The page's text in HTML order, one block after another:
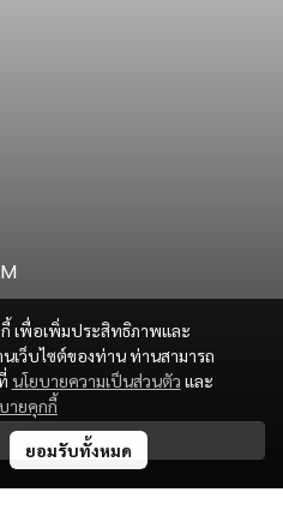
เพื่อเพิ่มประสิทธิภาพและ
เว็บไซต์ของท่าน ท่านสามารถ
นโยบายความเป็นส่วนตัว และ
ายคุกกี้
ยอมรับทั้งหมด